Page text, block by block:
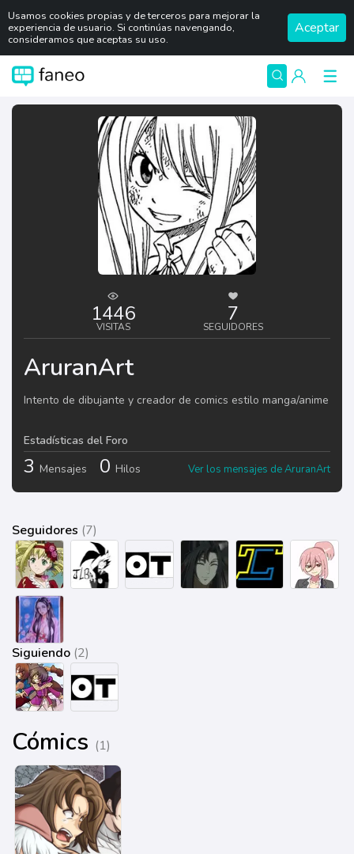
Usamos cookies propias y de terceros para mejorar la
experiencia de usuario. Si continúas navengando,
consideramos que aceptas su uso.
Aceptar
1446
VISITAS
7
SEGUIDORES
AruranArt
Intento de dibujante y creador de comics estilo manga/anime
Estadísticas del Foro
3 Mensajes 0 Hilos Ver los mensajes de AruranArt
Seguidores (7)
Siguiendo (2)
Cómics (1)